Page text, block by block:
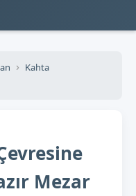
Kahta
Mezar